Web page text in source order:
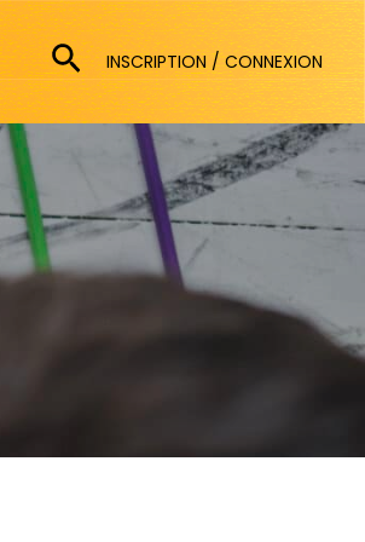
Rechercher
INSCRIPTION / CONNEXION